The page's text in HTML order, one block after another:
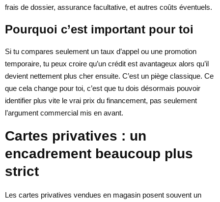
frais de dossier, assurance facultative, et autres coûts éventuels.
Pourquoi c’est important pour toi
Si tu compares seulement un taux d’appel ou une promotion
temporaire, tu peux croire qu’un crédit est avantageux alors qu’il
devient nettement plus cher ensuite. C’est un piège classique. Ce
que cela change pour toi, c’est que tu dois désormais pouvoir
identifier plus vite le vrai prix du financement, pas seulement
l’argument commercial mis en avant.
Cartes privatives : un
encadrement beaucoup plus
strict
Les cartes privatives vendues en magasin posent souvent un